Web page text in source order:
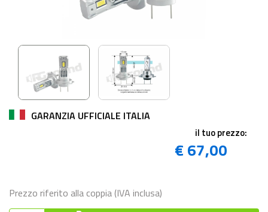
GARANZIA UFFICIALE ITALIA
il tuo prezzo:
€ 67,00
Prezzo riferito alla coppia (IVA inclusa)